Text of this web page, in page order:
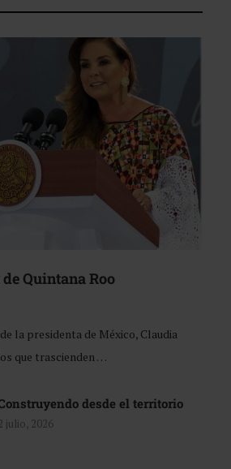
Quintana Roo
la presidenta de México, Claudia
que trascienden …
desde el territorio
julio, 2026